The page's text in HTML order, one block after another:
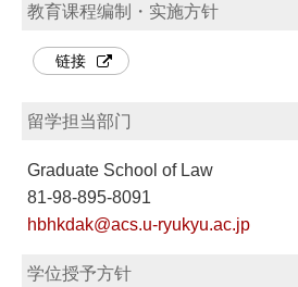
教育课程编制・实施方针
链接
留学担当部门
Graduate School of Law
81-98-895-8091
hbhkdak@acs.u-ryukyu.ac.jp
学位授予方针